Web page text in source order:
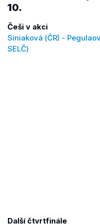
10.
Češi v akci
Siniaková (ČR) -
SELČ)
Další čtvrtfinále